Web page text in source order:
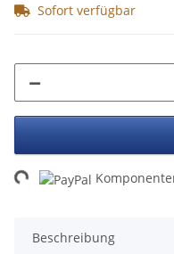
Sofort verfügbar
Loading...
Beschreibung